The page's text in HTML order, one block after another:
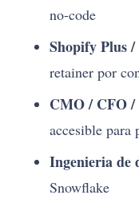
no-code
Shopify Plus /
retainer por
CMO / CFO
accesible para
Ingenieria de
Snowflake